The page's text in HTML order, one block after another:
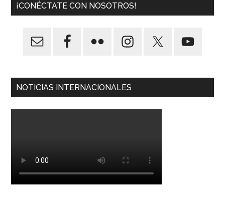
¡CONÉCTATE CON NOSOTROS!
NOTICIAS INTERNACIONALES